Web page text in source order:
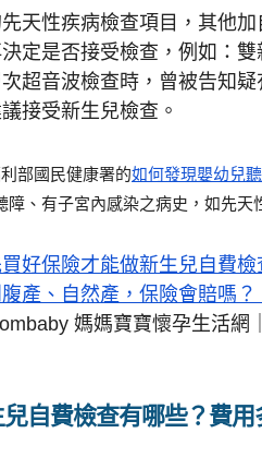
天性疾病檢查項目，其他
定是否接受檢查，例如：
超音波檢查時，曾被告知
接受新生兒檢查。
部國民健康署的如何發現嬰幼兒
障、有子宮內感染之病史，如先天
好保險才能做新生兒自費
產、自然產，保險會賠嗎
媽媽寶寶懷孕生活網｜
自費檢查有哪些？費用